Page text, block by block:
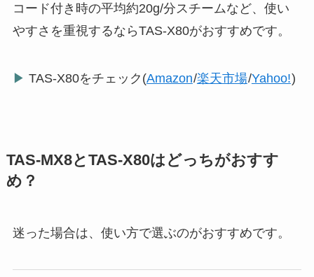
コード付き時の平均約20g/分スチームなど、使い
やすさを重視するならTAS-X80がおすすめです。
▶ TAS-X80をチェック(Amazon/楽天市場/Yahoo!)
TAS-MX8とTAS-X80はどっちがおすす
め？
迷った場合は、使い方で選ぶのがおすすめです。